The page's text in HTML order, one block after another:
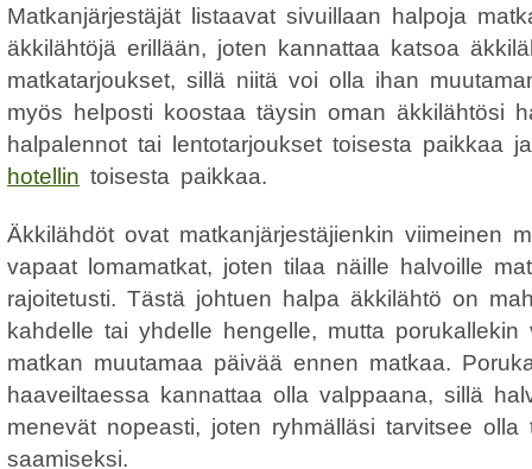
Matkanjärjestäjät listaavat sivuillaan halpoja
äkkilähtöjä erillään, joten kannattaa katsoa
matkatarjoukset, sillä niitä voi olla ihan
myös helposti koostaa täysin oman äkkilähtösi
halpalennot tai lentotarjoukset toisesta paikkaa
hotellin toisesta paikkaa.
Äkkilähdöt ovat matkanjärjestäjienkin viimeinen
vapaat lomamatkat, joten tilaa näille halvoille
rajoitetusti. Tästä johtuen halpa äkkilähtö on
kahdelle tai yhdelle hengelle, mutta
matkan muutamaa päivää ennen matkaa.
haaveiltaessa kannattaa olla valppaana, sillä
menevät nopeasti, joten ryhmälläsi tarvitsee
saamiseksi.